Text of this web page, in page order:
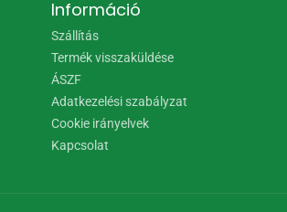
Információ
Szállítás
Termék visszaküldése
ÁSZF
Adatkezelési szabályzat
Cookie irányelvek
Kapcsolat